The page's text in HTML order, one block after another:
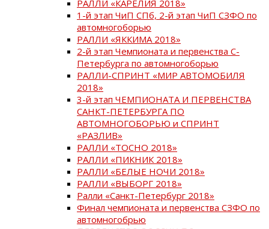
РАЛЛИ «КАРЕЛИЯ 2018»
1-й этап ЧиП СПб, 2-й этап ЧиП СЗФО по
автомногоборью
РАЛЛИ «ЯККИМА 2018»
2-й этап Чемпионата и первенства С-
Петербурга по автомногоборью
РАЛЛИ-СПРИНТ «МИР АВТОМОБИЛЯ
2018»
3-й этап ЧЕМПИОНАТА И ПЕРВЕНСТВА
САНКТ-ПЕТЕРБУРГА ПО
АВТОМНОГОБОРЬЮ и СПРИНТ
«РАЗЛИВ»
РАЛЛИ «ТОСНО 2018»
РАЛЛИ «ПИКНИК 2018»
РАЛЛИ «БЕЛЫЕ НОЧИ 2018»
РАЛЛИ «ВЫБОРГ 2018»
Ралли «Санкт-Петербург 2018»
Финал чемпионата и первенства СЗФО по
автомногобрью